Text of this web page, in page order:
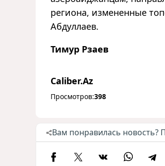
региона, измененные
Абдуллаев.
Тимур Рзаев
Caliber.Az
Просмотров:398
Вам понравилась новость?